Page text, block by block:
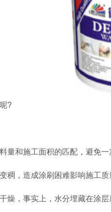
?
量和施工面积的匹配，避免
稠，造成涂刷困难影响施工
燥，事实上，水分埋藏在涂层